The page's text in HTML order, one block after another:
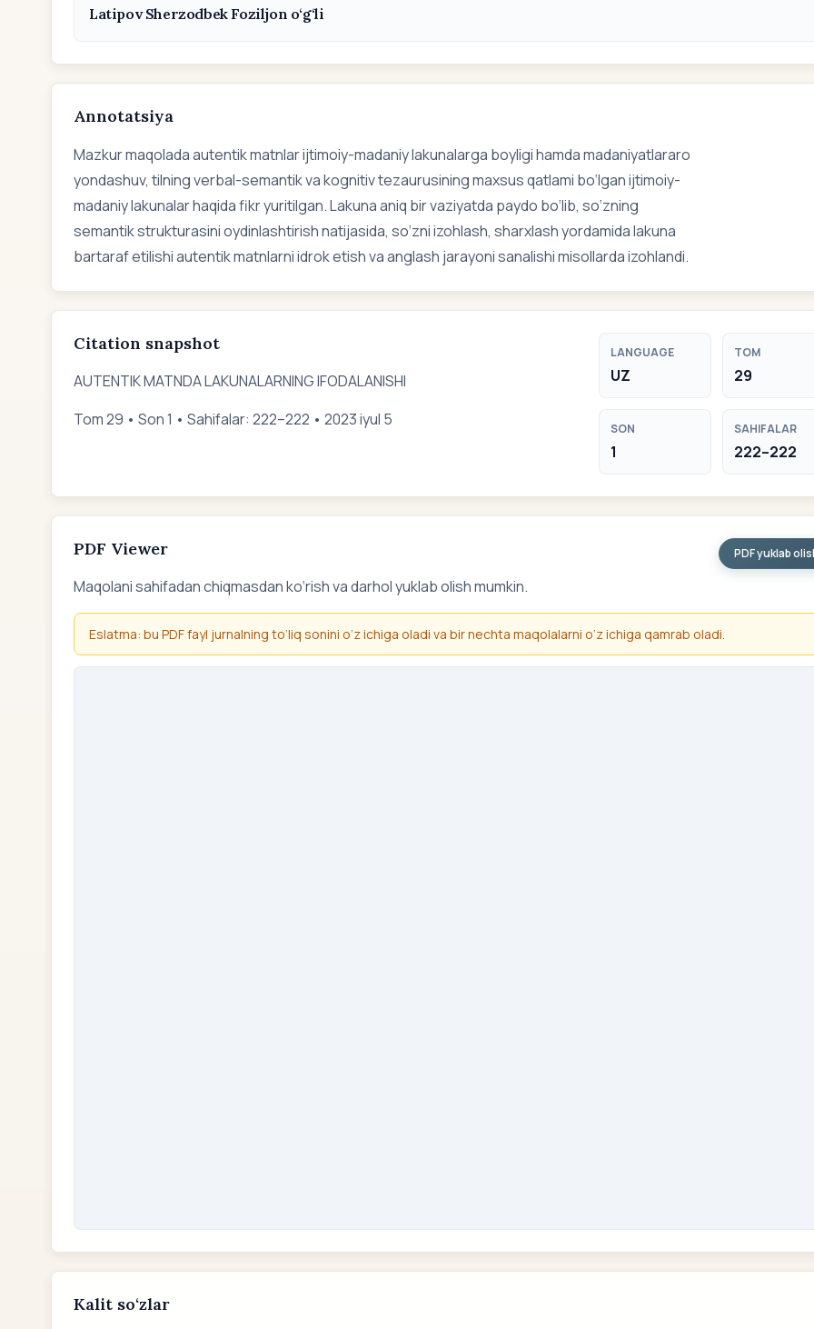
Latipov Sherzodbek Foziljon o‘g‘li
Annotatsiya
Mazkur maqolada autentik matnlar ijtimoiy-madaniy lakunalarga boyligi hamda madaniyatlararo
yondashuv, tilning verbal-semantik va kognitiv tezaurusining maxsus qatlami bo‘lgan ijtimoiy-
madaniy lakunalar haqida fikr yuritilgan. Lakuna aniq bir vaziyatda paydo bo‘lib, so‘zning
semantik strukturasini oydinlashtirish natijasida, so‘zni izohlash, sharxlash yordamida lakuna
bartaraf etilishi autentik matnlarni idrok etish va anglash jarayoni sanalishi misollarda izohlandi.
Citation snapshot
AUTENTIK MATNDA LAKUNALARNING IFODALANISHI
Tom 29 • Son 1 • Sahifalar: 222–222 • 2023 iyul 5
LANGUAGE
UZ
TOM
29
SON
1
SAHIFALAR
222–222
PDF Viewer
Maqolani sahifadan chiqmasdan ko‘rish va darhol yuklab olish mumkin.
PDF yuklab
Eslatma: bu PDF fayl jurnalning to‘liq sonini o‘z ichiga oladi va bir nechta maqolalarni o‘z ichiga qamrab oladi.
Kalit so‘zlar